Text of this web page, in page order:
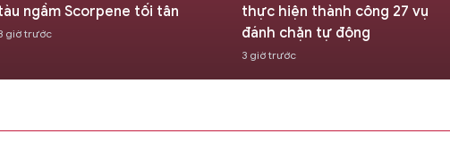
thực hiện thành công 27 vụ
đánh chặn tự động
lượng Đổ bộ đường không
Xô
4 giờ trước